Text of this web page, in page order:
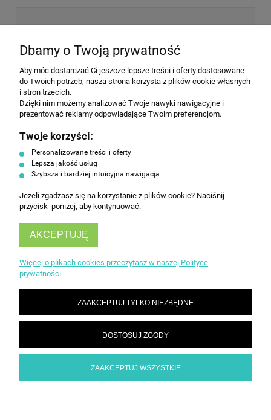
Wyrażam zgodę na przesyłanie informacji
handlowej na poniższy adres email. Więcej w
ZAPISZ SIĘ
Dbamy o Twoją prywatność
Aby móc dostarczać Ci jeszcze lepsze treści i oferty dostosowane
do Twoich potrzeb, nasza strona korzysta z plików cookie własnych
i stron trzecich.
Dzięki nim możemy analizować Twoje nawyki nawigacyjne i
prezentować reklamy odpowiadające Twoim preferencjom.
Twoje korzyści:
Personalizowane treści i oferty
Lepsza jakość usług
Szybsza i bardziej intuicyjna nawigacja
Jeżeli zgadzasz się na korzystanie z plików cookie? Naciśnij
przycisk poniżej, aby kontynuować.
AKCEPTUJĘ
Więcej o plikach cookies przeczytasz w naszej Polityce
prywatności.
ZAAKCEPTUJ TYLKO NIEZBĘDNE
DOSTOSUJ ZGODY
ZAAKCEPTUJ WSZYSTKIE